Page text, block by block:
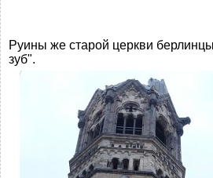
Руины же старой церкви
зуб".